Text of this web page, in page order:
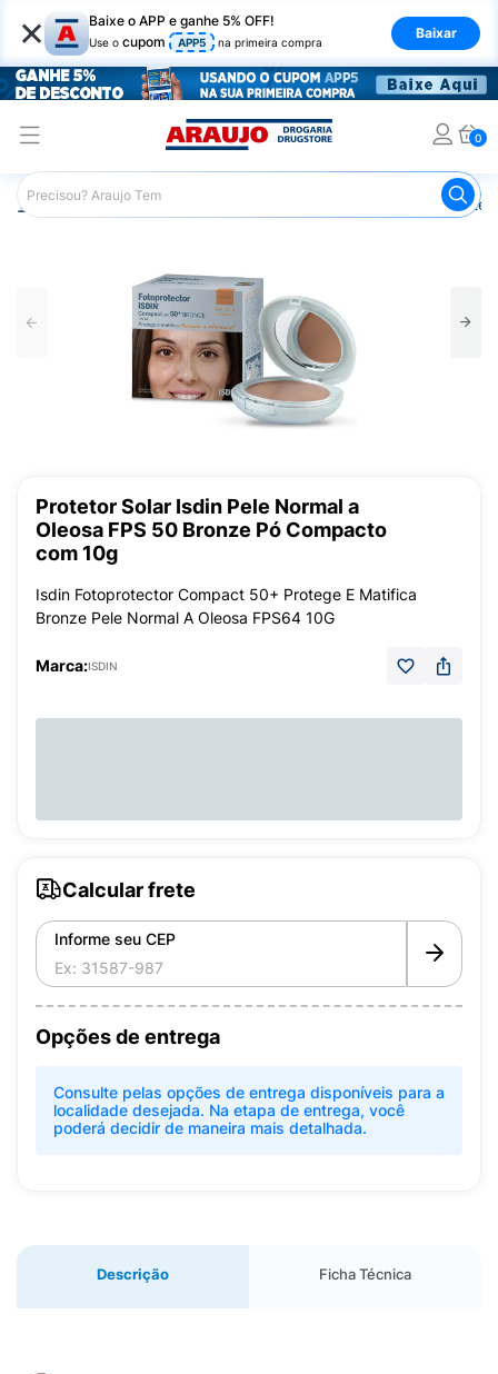
× Baixe o APP e ganhe 5% OFF!
Use o cupom APP5 na primeira compra
Baixar
0
Araujo Dermocosméticos
Protetor Solar Isdin Pele Normal a
Oleosa FPS 50 Bronze Pó Compacto
com 10g
Isdin Fotoprotector Compact 50+ Protege E Matifica
Bronze Pele Normal A Oleosa FPS64 10G
Marca:ISDIN
Calcular frete
Informe seu CEP
Opções de entrega
Consulte pelas opções de entrega disponíveis para a
localidade desejada. Na etapa de entrega, você
poderá decidir de maneira mais detalhada.
Descrição Ficha Técnica